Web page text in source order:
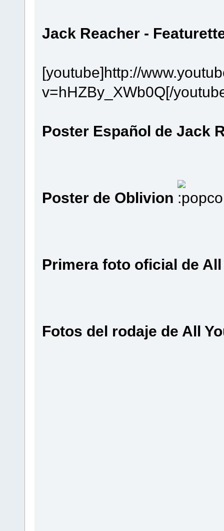
Jack Reacher -
[youtube]http://
v=hHZBy_XWb0Q[/
Poster Español de Jack
Poster de Oblivion
Primera foto oficial de
Fotos del rodaje de All